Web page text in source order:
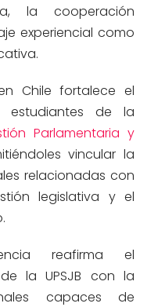
la cooperación
experiencial como
Chile fortalece el
estudiantes de la
Parlamentaria y
vincular la
relacionadas con
legislativa y el
reafirma el
la UPSJB con la
capaces de